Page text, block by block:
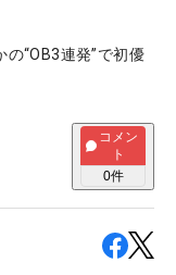
“OB3連発”で初優
コメン
ト
0件